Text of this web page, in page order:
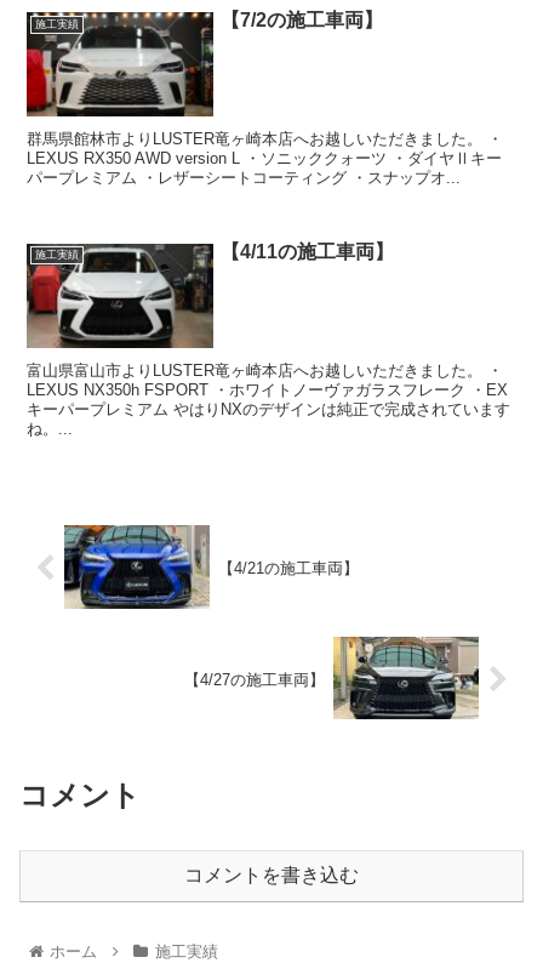
施工実績 【7/2の施工車両】
群馬県館林市よりLUSTER竜ヶ崎本店へお越しいただきました。 ・
LEXUS RX350 AWD version L ・ソニッククォーツ ・ダイヤⅡキー
パープレミアム ・レザーシートコーティング ・スナップオ...
施工実績 【4/11の施工車両】
富山県富山市よりLUSTER竜ヶ崎本店へお越しいただきました。 ・
LEXUS NX350h FSPORT ・ホワイトノーヴァガラスフレーク ・EX
キーパープレミアム やはりNXのデザインは純正で完成されています
ね。...
【4/21の施工車両】
【4/27の施工車両】
コメント
コメントを書き込む
ホーム 施工実績